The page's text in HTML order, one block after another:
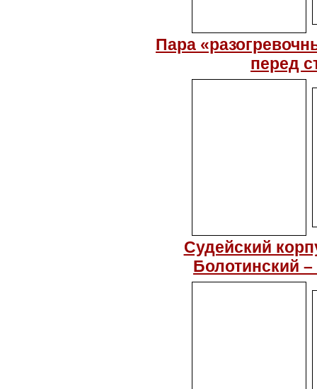
Пара
перед
Судейский
Болотинский